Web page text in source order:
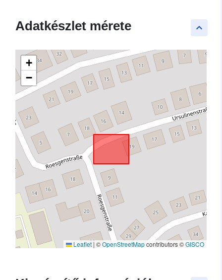
keyboard_arrow_up
Adatkészlet mérete
+
−
Leaflet | ©OpenStreetMapcontributors ©GISCO